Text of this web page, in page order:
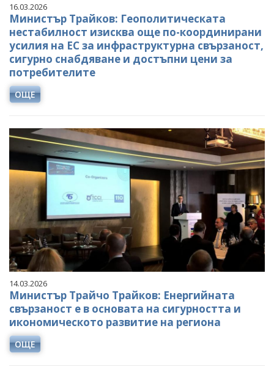
16.03.2026
Министър Трайков: Геополитическата
нестабилност изисква още по-координирани
усилия на ЕС за инфраструктурна свързаност,
сигурно снабдяване и достъпни цени за
потребителите
ОЩЕ
14.03.2026
Министър Трайчо Трайков: Енергийната
свързаност е в основата на сигурността и
икономическото развитие на региона
ОЩЕ